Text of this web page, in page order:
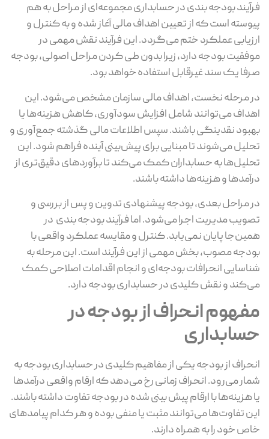
فرآیند بودجه‌ بندی در حسابداری مجموعه‌ای از مراحل به‌ هم‌
پیوسته است که از تعیین اهداف مالی آغاز شده و به کنترل و
ارزیابی عملکرد ختم می‌گردد. این فرآیند نقش مهمی در
موفقیت بودجه دارد، زیرا بدون طی کردن مراحل اصولی، بودجه
صرفا یک سند غیرقابل استفاده خواهد بود.
در مرحله نخست، اهداف مالی سازمان مشخص می‌شود. این
اهداف می‌توانند شامل افزایش سودآوری، کاهش هزینه‌ها یا
بهبود نقدینگی باشند. سپس اطلاعات مالی گذشته جمع‌آوری و
تحلیل می‌شوند تا مبنایی برای پیش‌بینی آینده فراهم شود. این
تحلیل‌ها به حسابداران کمک می‌کند تا برآوردهای دقیق‌تری از
درآمدها و هزینه‌ها داشته باشند.
در مراحل بعدی، بودجه پیشنهادی تدوین و پس از بررسی و
تصویب مدیریت اجرا می‌شود. اما فرآیند بودجه‌ بندی در
همین‌جا پایان نمی‌یابد. کنترل و مقایسه عملکرد واقعی با
بودجه مصوب، بخش مهمی از این فرآیند است. این مرحله به
شناسایی انحرافات بودجه‌ای و انجام اقدامات اصلاحی کمک
می‌کند و نقش کلیدی در حسابداری بودجه دارد.
مفهوم انحراف از بودجه در
حسابداری
انحراف از بودجه یکی از مفاهیم کلیدی در حسابداری بودجه به
شمار می‌رود. انحراف زمانی رخ می‌دهد که ارقام واقعی درآمدها
یا هزینه‌ها با ارقام پیش‌ بینی‌ شده در بودجه تفاوت داشته باشند.
این تفاوت‌ها می‌توانند مثبت یا منفی بوده و هر کدام پیامدهای
خاص خود را به همراه دارند.